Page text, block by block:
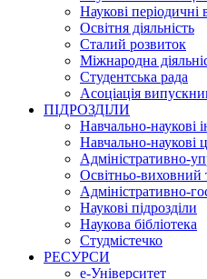
Наукові періодичні
Освітня діяльність
Сталий розвиток
Міжнародна
Студентська рада
Асоціація
ПІДРОЗДІЛИ
Навчально-наукові
Навчально-наукові
Адміністративно-
Освітньо-виховний
Адміністративно-
Наукові підрозділи
Наукова бібліотека
Студмістечко
РЕСУРСИ
е-Університет